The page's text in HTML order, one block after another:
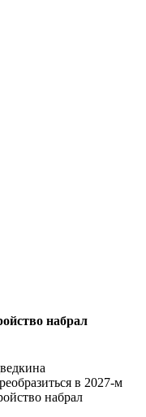
набрал
в 2027-м